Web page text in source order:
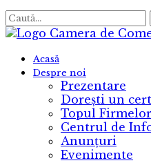
Camera de
Acasă
Despre noi
Prezentare
Dorești un
Topul Firmelor
Centrul de
Anunțuri
Evenimente